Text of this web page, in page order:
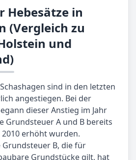
Hebesätze in
(Vergleich zu
und
sind in den letzten
angestiegen. Bei der
dieser Anstieg im Jahr
Grundsteuer A und B bereits
2010 erhöht wurden.
B, die für
Grundstücke gilt, hat